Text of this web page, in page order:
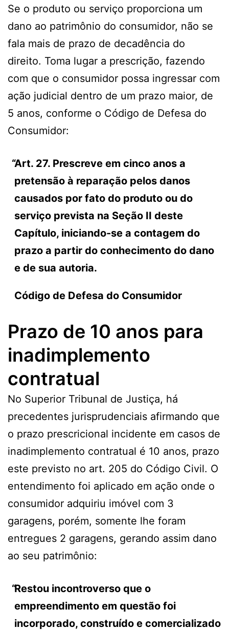
Se o produto ou serviço proporciona um
dano ao patrimônio do consumidor, não se
fala mais de prazo de decadência do
direito. Toma lugar a prescrição, fazendo
com que o consumidor possa ingressar com
ação judicial dentro de um prazo maior, de
5 anos, conforme o Código de Defesa do
Consumidor:
Art. 27. Prescreve em cinco anos a
pretensão à reparação pelos danos
causados por fato do produto ou do
serviço prevista na Seção II deste
Capítulo, iniciando-se a contagem do
prazo a partir do conhecimento do dano
e de sua autoria.
Código de Defesa do Consumidor
Prazo de 10 anos para
inadimplemento
contratual
No Superior Tribunal de Justiça, há
precedentes jurisprudenciais afirmando que
o prazo prescricional incidente em casos de
inadimplemento contratual é 10 anos, prazo
este previsto no art. 205 do Código Civil. O
entendimento foi aplicado em ação onde o
consumidor adquiriu imóvel com 3
garagens, porém, somente lhe foram
entregues 2 garagens, gerando assim dano
ao seu patrimônio:
Restou incontroverso que o
empreendimento em questão foi
incorporado, construído e comercializado